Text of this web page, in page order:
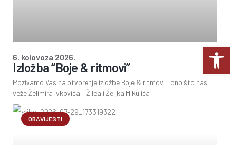
Izložba “Boje & ritmovi”
Pozivamo Vas na otvorenje izložbe Boje & ritmovi: ono što nas
veže Želimira Ivkovića – Žilea i Željka Mikulića –
6. kolovoza 2026.
OBAVIJESTI